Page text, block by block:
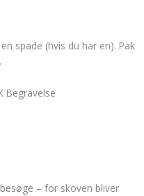
spade (hvis du har en). Pak
Begravelse
– for skoven bliver